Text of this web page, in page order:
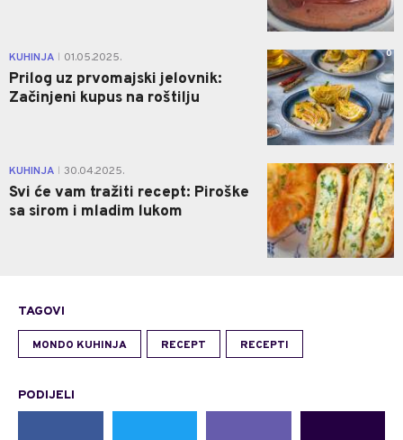
KUHINJA 01.05.2025.
Prilog uz prvomajski jelovnik:
Začinjeni kupus na roštilju
0
KUHINJA 30.04.2025.
Svi će vam tražiti recept: Piroške
sa sirom i mladim lukom
0
TAGOVI
MONDO KUHINJA RECEPT RECEPTI
PODIJELI